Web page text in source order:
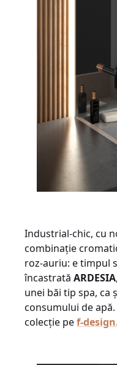
Industrial-chic, cu
combinație
roz-auriu: e timpul
încastrată ARDESIA
unei băi tip spa, ca
consumului de
colecție pef-